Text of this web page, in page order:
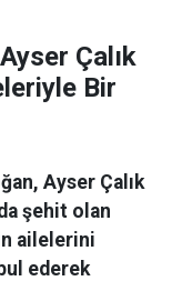
Çalık
Bir
Ayser Çalık
şehit olan
ailelerini
ederek